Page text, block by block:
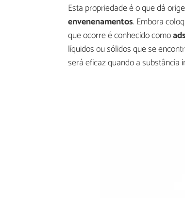
Esta propriedade é o que dá
envenenamentos. Embora
que ocorre é conhecido como
líquidos ou sólidos que se
será eficaz quando a substância